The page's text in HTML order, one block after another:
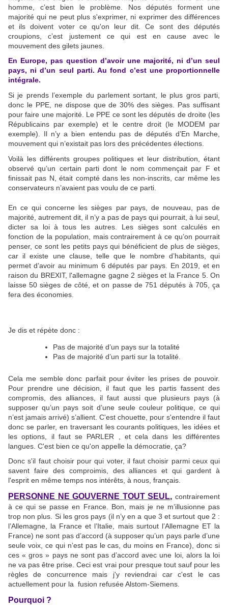
homme, c’est bien le problème. Nos députés forment une
majorité qui ne peut plus s'exprimer, ni exprimer des différences
et ils doivent voter ce qu'on leur dit. Ce sont des députés
croupions, c’est justement ce qui est en cause avec le
mouvement des gilets jaunes.
En Europe, pas question d’avoir une majorité, ni d’un seul
pays, ni d’un seul parti. Au fond c’est une proportionnelle
intégrale.
Si je prends l’exemple du parlement sortant, le plus gros parti,
donc le PPE, ne dispose que de 30% des sièges. Pas suffisant
pour faire une majorité. Le PPE ce sont les députés de droite (les
Républicains par exemple) et le centre droit (le MODEM par
exemple). Il n’y a bien entendu pas de députés d’En Marche,
mouvement qui n’existait pas lors des précédentes élections.
Voilà les différents groupes politiques et leur distribution, étant
observé qu’un certain parti dont le nom commençait par F et
finissait pas N, était compté dans les non-inscrits, car même les
conservateurs n’avaient pas voulu de ce parti.
En ce qui concerne les sièges par pays, de nouveau, pas de
majorité, autrement dit, il n’y a pas de pays qui pourrait, à lui seul,
dicter sa loi à tous les autres. Les sièges sont calculés en
fonction de la population, mais contrairement à ce qu’on pourrait
penser, ce sont les petits pays qui bénéficient de plus de sièges,
car il existe une clause, telle que le nombre d’habitants, qui
permet d’avoir au minimum 6 députés par pays. En 2019, et en
raison du BREXIT, l'allemagne gagne 2 sièges et la France 5. On
laisse 50 sièges de côté, et on passe de 751 députés à 705, ça
fera des économies.
Je dis et répète donc :
Pas de majorité d’un pays sur la totalité
Pas de majorité d’un parti sur la totalité.
Cela me semble donc parfait pour éviter les prises de pouvoir.
Pour prendre une décision, il faut que les partis fassent des
compromis, des alliances, il faut aussi que plusieurs pays (à
supposer qu’un pays soit d’une seule couleur politique, ce qui
n’est jamais arrivé) s’allient. C'est chouette, pour s'entendre il faut
donc se parler, en traversant les courants politiques, les idées et
les options, il faut se PARLER , et cela dans les différentes
langues. C'est bien ce qu'on appelle la démocratie, ça?
Donc s'il faut choisir pour qui voter, il faut choisir parmi ceux qui
savent faire des comproimis, des alliances et qui gardent à
l'esprit en même temps nos intérêts, à nous, français.
PERSONNE NE GOUVERNE TOUT SEUL, contrairement
à ce qui se passe en France. Bon, mais je ne m’illusionne pas
trop non plus. Si les gros pays (il n’y en a que 3 et surtout que 2 :
l’Allemagne, la France et l’Italie, mais surtout l’Allemagne ET la
France) ne sont pas d’accord (à supposer qu’un pays parle d’une
seule voix, ce qui n’est pas le cas, du moins en France), donc si
ces « gros » pays ne sont pas d’accord avec une loi, alors la loi
ne va pas être prise. Ceci est vrai pour presque tout sauf pour les
règles de concurrence mais j'y reviendrai car c'est le cas
actuellement pour la fusion refusée Alstom-Siemens.
Pourquoi ?